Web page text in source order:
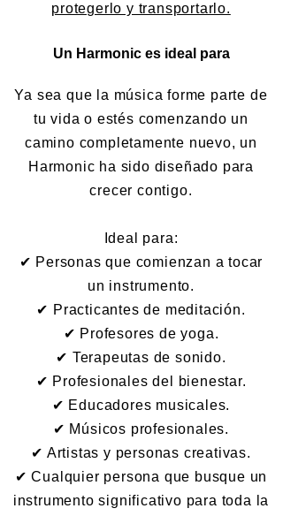
protegerlo y transportarlo.
Un Harmonic es ideal para
Ya sea que la música forme parte de
tu vida o estés comenzando un
camino completamente nuevo, un
Harmonic ha sido diseñado para
crecer contigo.
Ideal para:
✔ Personas que comienzan a tocar
un instrumento.
✔ Practicantes de meditación.
✔ Profesores de yoga.
✔ Terapeutas de sonido.
✔ Profesionales del bienestar.
✔ Educadores musicales.
✔ Músicos profesionales.
✔ Artistas y personas creativas.
✔ Cualquier persona que busque un
instrumento significativo para toda la